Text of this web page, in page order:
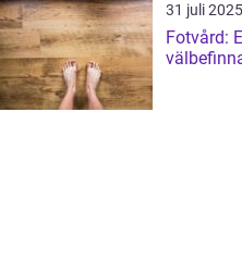
31 juli 2025
Fotvård: